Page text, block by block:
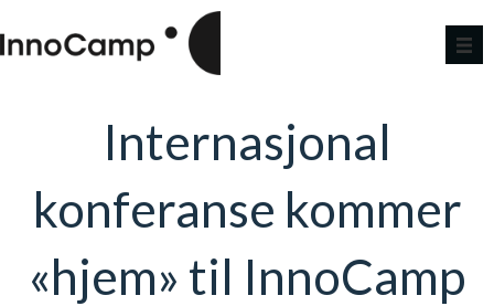
Internasjonal
konferanse kommer
«hjem» til InnoCamp